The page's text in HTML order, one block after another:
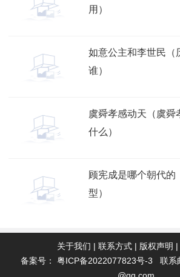
用）
如意公主和李世民（
谁）
虞舜孝感动天（虞舜
什么）
顾宪成是哪个朝代的
型）
关于我们 | 联系方式 | 版权声明 |
备案号： 粤ICP备2022077823号-3 联系